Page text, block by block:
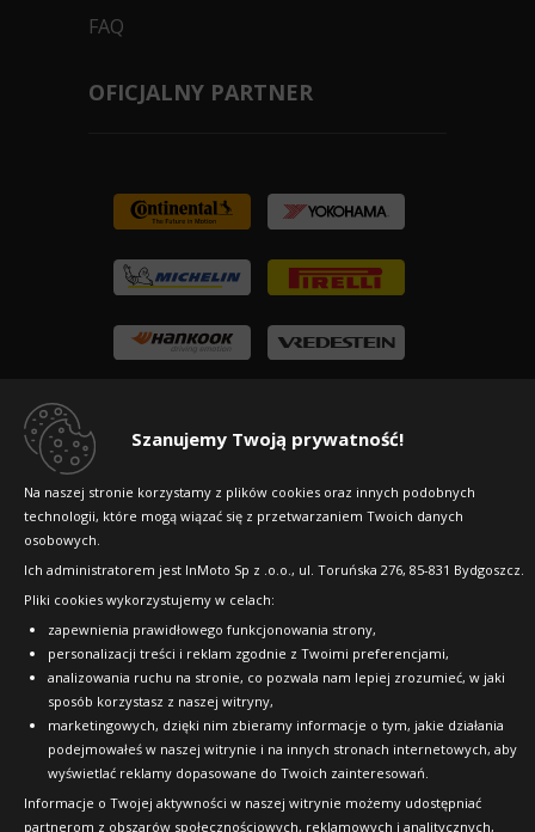
Szanujemy Twoją prywatność!
Na naszej stronie korzystamy z plików cookies oraz innych podobnych
technologii, które mogą wiązać się z przetwarzaniem Twoich danych
osobowych.
Ich administratorem jest InMoto Sp z .o.o., ul. Toruńska 276, 85-831 Bydgoszcz.
Pliki cookies wykorzystujemy w celach:
zapewnienia prawidłowego funkcjonowania strony,
personalizacji treści i reklam zgodnie z Twoimi preferencjami,
analizowania ruchu na stronie, co pozwala nam lepiej zrozumieć, w jaki
sposób korzystasz z naszej witryny,
marketingowych, dzięki nim zbieramy informacje o tym, jakie działania
podejmowałeś w naszej witrynie i na innych stronach internetowych, aby
wyświetlać reklamy dopasowane do Twoich zainteresowań.
Informacje o Twojej aktywności w naszej witrynie możemy udostępniać
partnerom z obszarów społecznościowych, reklamowych i analitycznych,
FAQ
OFICJALNY PARTNER
Copyright © 2010-2026 24opony.pl. Wszelkie
prawa zastrzeżone.